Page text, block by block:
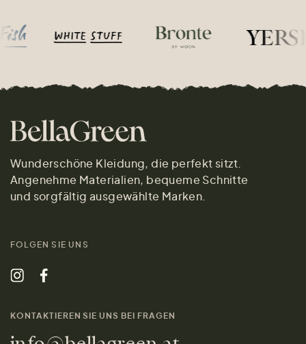
Wunderschöne Kleidung, die perfekt sitzt.
Angenehme Materialien, bequeme Schnitte
und sorgfältig ausgewählte Marken.
FOLGEN SIE UNS
KONTAKTIEREN SIE UNS BEI FRAGEN